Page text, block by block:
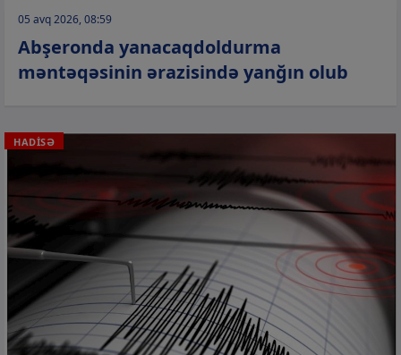
05 avq 2026, 08:59
Abşeronda yanacaqdoldurma
məntəqəsinin ərazisində yanğın olub
HADİSƏ